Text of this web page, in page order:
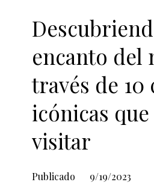
encanto del
través de 10
icónicas que
visitar
Publicado 9/19/2023